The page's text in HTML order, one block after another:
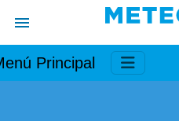
Principal